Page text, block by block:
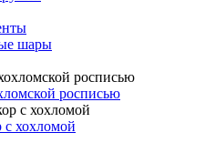
шары
росписью
с хохломой